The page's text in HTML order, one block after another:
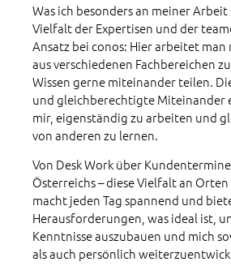
Was ich besonders an meiner
Vielfalt der Expertisen und der
Ansatz bei conos: Hier arbeitet man
aus verschiedenen Fachbereichen
Wissen gerne miteinander teilen.
und gleichberechtigte Miteinander
mir, eigenständig zu arbeiten und
von anderen zu lernen.
Von Desk Work über
Österreichs – diese Vielfalt an
macht jeden Tag spannend und
Herausforderungen, was ideal ist,
Kenntnisse auszubauen und mich
als auch persönlich